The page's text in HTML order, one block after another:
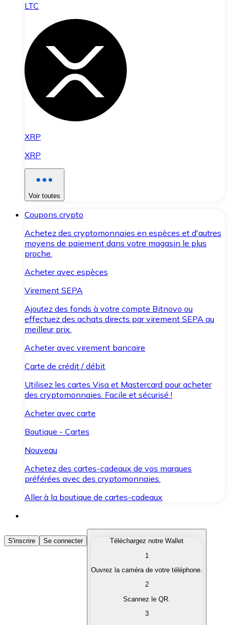
LTC
XRP
XRP
Voir toutes
Coupons crypto
Achetez des cryptomonnaies en espèces et d'autres
moyens de paiement dans votre magasin le plus
proche.
Acheter avec espèces
Virement SEPA
Ajoutez des fonds à votre compte Bitnovo ou
effectuez des achats directs par virement SEPA au
meilleur prix.
Acheter avec virement bancaire
Carte de crédit / débit
Utilisez les cartes Visa et Mastercard pour acheter
des cryptomonnaies. Facile et sécurisé !
Acheter avec carte
Boutique - Cartes
Nouveau
Achetez des cartes-cadeaux de vos marques
préférées avec des cryptomonnaies.
Aller à la boutique de cartes-cadeaux
Acheter des Cryptomonnaies
Achetez les cryptomonnaies qui vous intéressent
Convertissez vos cryptomonnaies en monnaie
S'inscrire Se connecter
Téléchargez notre Wallet
1
Ouvrez la caméra de votre téléphone.
2
Scannez le QR.
3